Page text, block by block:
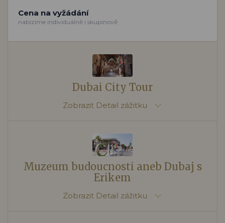
Cena na vyžádání
nabízíme individuálně i skupinově
Dubai City Tour
Zobrazit Detail zážitku
Muzeum budoucnosti aneb Dubaj s
Erikem
Zobrazit Detail zážitku